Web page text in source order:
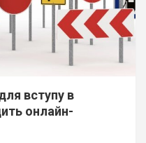
вступу в
онлайн-